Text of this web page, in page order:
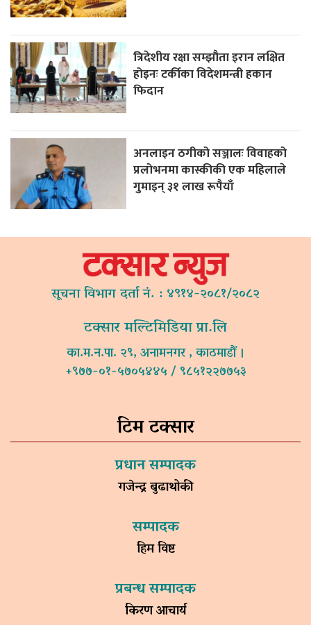
त्रिदेशीय रक्षा सम्झौता इरान लक्षित
होइनः टर्कीका विदेशमन्त्री हकान
फिदान
अनलाइन ठगीको सञ्जालः विवाहको
प्रलोभनमा कास्कीकी एक महिलाले
गुमाइन् ३१ लाख रूपैयाँ
सूचना विभाग दर्ता नं. : ४९१४-२०८१/२०८२
टक्सार मल्टिमिडिया प्रा.लि
का.म.न.पा. २९, अनामनगर , काठमाडौं ।
+९७७-०१-५७०५४४५ / ९८५१२२७७५३
टिम टक्सार
प्रधान सम्पादक
गजेन्द्र बुढाथोकी
सम्पादक
हिम विष्ट
प्रबन्ध सम्पादक
किरण आचार्य